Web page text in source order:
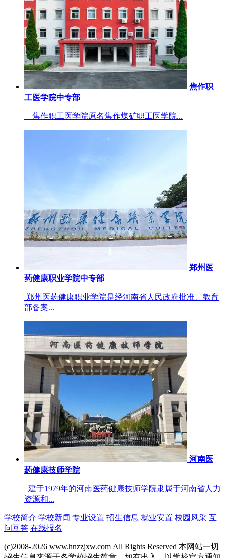
焦作职
工医学院中专部
焦作职工医学院原名焦作煤矿职工医学院...
郑州医
药健康职业学院中专部
郑州医药健康职业学院是经河南省人民政府批准、教育
部备案...
河南医
药健康技师学院
建于1979年的河南医药健康技师学院隶属于河南省人力
资源和...
学校简介 学校新闻 专业设置 招生信息 就业安置 校园风采 互
问互答 在线报名
(c)2008-2026 www.hnzzjxw.com All Rights Reserved 本网站一切